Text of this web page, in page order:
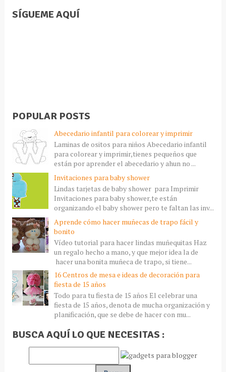
SÍGUEME AQUÍ
POPULAR POSTS
Abecedario infantil para colorear y imprimir
Laminas de ositos para niños Abecedario infantil
para colorear y imprimir,tienes pequeños que
están por aprender el abecedario y ahun no ...
Invitaciones para baby shower
Lindas tarjetas de baby shower para Imprimir
Invitaciones para baby shower,te están
organizando el baby shower pero te faltan las inv...
Aprende cómo hacer muñecas de trapo fácil y
bonito
Vídeo tutorial para hacer lindas muñequitas Haz
un regalo hecho a mano, y que mejor idea la de
hacer una bonita muñeca de trapo, si tiene...
16 Centros de mesa e ideas de decoración para
fiesta de 15 años
Todo para tu fiesta de 15 años El celebrar una
fiesta de 15 años, denota de mucha organización y
planificación, que se debe de hacer con mu...
BUSCA AQUÍ LO QUE NECESITAS :